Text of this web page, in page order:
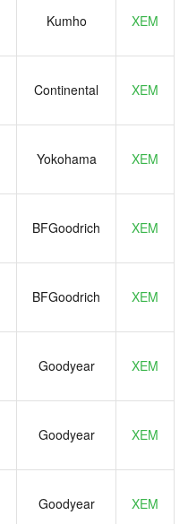
Kumho XEM
Continental XEM
Yokohama XEM
BFGoodrich XEM
BFGoodrich XEM
Goodyear XEM
Goodyear XEM
Goodyear XEM